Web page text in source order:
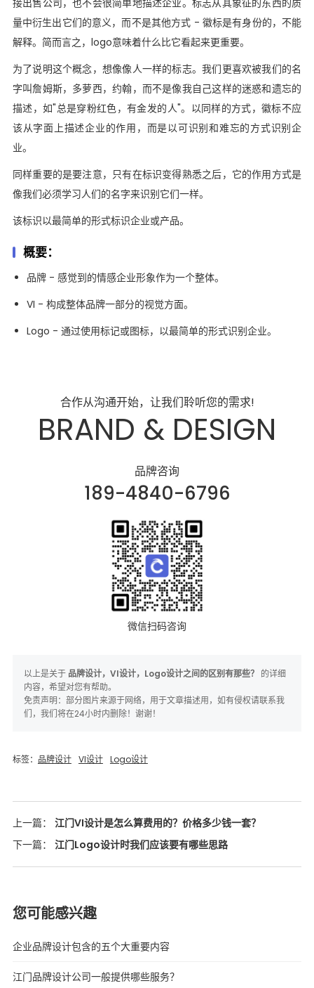
接出售公司，也不会很简单地描述企业。标志从其象征的东西的质
量中衍生出它们的意义，而不是其他方式 - 徽标是有身份的，不能
解释。简而言之，logo意味着什么比它看起来更重要。
为了说明这个概念，想像像人一样的标志。我们更喜欢被我们的名
字叫詹姆斯，多萝西，约翰，而不是像我自己这样的迷惑和遗忘的
描述，如"总是穿粉红色，有金发的人"。以同样的方式，徽标不应
该从字面上描述企业的作用，而是以可识别和难忘的方式识别企
业。
同样重要的是要注意，只有在标识变得熟悉之后，它的作用方式是
像我们必须学习人们的名字来识别它们一样。
该标识以最简单的形式标识企业或产品。
概要：
品牌 - 感觉到的情感企业形象作为一个整体。
VI - 构成整体品牌一部分的视觉方面。
Logo - 通过使用标记或图标，以最简单的形式识别企业。
合作从沟通开始，让我们聆听您的需求!
BRAND & DESIGN
品牌咨询
189-4840-6796
微信扫码咨询
以上是关于 品牌设计，VI设计，Logo设计之间的区别有那些？ 的详细
内容，希望对您有帮助。
免责声明：部分图片来源于网络，用于文章描述用，如有侵权请联系我
们，我们将在24小时内删除！谢谢！
标签： 品牌设计 VI设计 Logo设计
上一篇：
江门VI设计是怎么算费用的？价格多少钱一套？
下一篇：
江门Logo设计时我们应该要有哪些思路
您可能感兴趣
企业品牌设计包含的五个大重要内容
江门品牌设计公司一般提供哪些服务？